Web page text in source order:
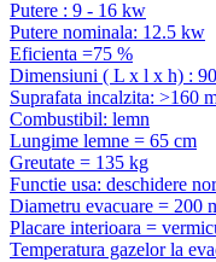
Putere : 9 - 16 kw
Putere nominala: 12.5 kw
Eficienta =75 %
Dimensiuni ( L x l x h) :
Suprafata incalzita: >160
Combustibil: lemn
Lungime lemne = 65 cm
Greutate = 135 kg
Functie usa: deschidere
Diametru evacuare = 200
Placare interioara =
Temperatura gazelor la